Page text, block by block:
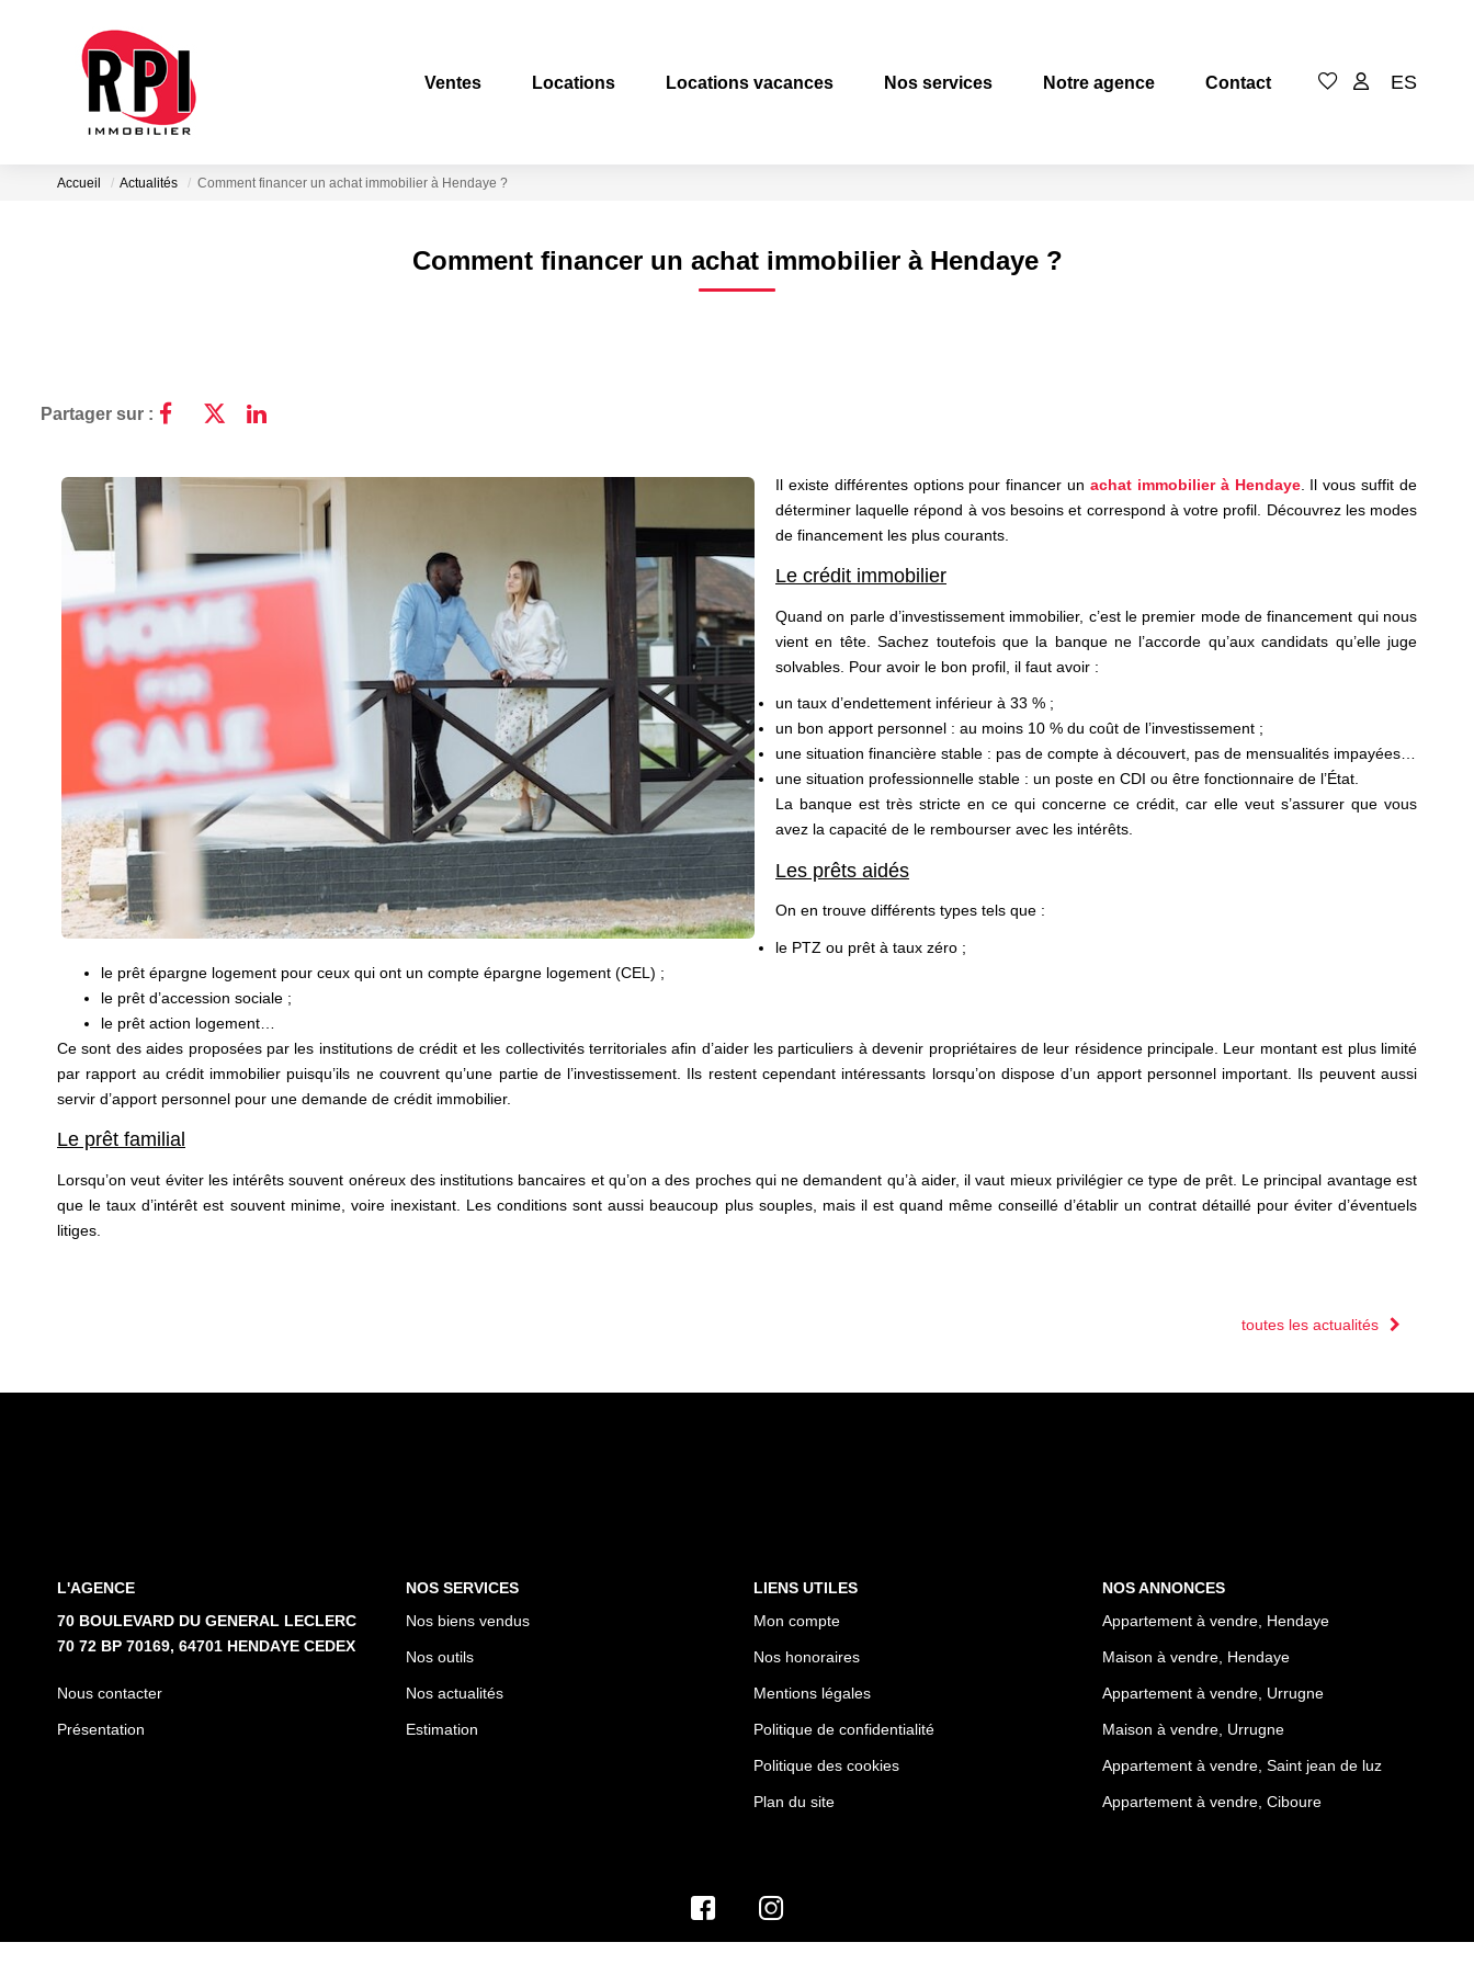
Ventes Locations Locations vacances Nos services Notre agence Contact ES
Accueil Actualités Comment financer un achat immobilier à Hendaye ?
Comment financer un achat immobilier à Hendaye ?
Partager sur :
Il existe différentes options pour financer un achat immobilier à Hendaye. Il vous suffit de
déterminer laquelle répond à vos besoins et correspond à votre profil. Découvrez les modes
de financement les plus courants.
Le crédit immobilier
Quand on parle d’investissement immobilier, c’est le premier mode de financement qui nous
vient en tête. Sachez toutefois que la banque ne l’accorde qu’aux candidats qu’elle juge
solvables. Pour avoir le bon profil, il faut avoir :
un taux d’endettement inférieur à 33 % ;
un bon apport personnel : au moins 10 % du coût de l’investissement ;
une situation financière stable : pas de compte à découvert, pas de mensualités impayées…
une situation professionnelle stable : un poste en CDI ou être fonctionnaire de l’État.
La banque est très stricte en ce qui concerne ce crédit, car elle veut s’assurer que vous
avez la capacité de le rembourser avec les intérêts.
Les prêts aidés
On en trouve différents types tels que :
le PTZ ou prêt à taux zéro ;
le prêt épargne logement pour ceux qui ont un compte épargne logement (CEL) ;
le prêt d’accession sociale ;
le prêt action logement…
Ce sont des aides proposées par les institutions de crédit et les collectivités territoriales afin d’aider les particuliers à devenir propriétaires de leur résidence principale. Leur montant est plus limité
par rapport au crédit immobilier puisqu’ils ne couvrent qu’une partie de l’investissement. Ils restent cependant intéressants lorsqu’on dispose d’un apport personnel important. Ils peuvent aussi
servir d’apport personnel pour une demande de crédit immobilier.
Le prêt familial
Lorsqu’on veut éviter les intérêts souvent onéreux des institutions bancaires et qu’on a des proches qui ne demandent qu’à aider, il vaut mieux privilégier ce type de prêt. Le principal avantage est
que le taux d’intérêt est souvent minime, voire inexistant. Les conditions sont aussi beaucoup plus souples, mais il est quand même conseillé d’établir un contrat détaillé pour éviter d’éventuels
litiges.
toutes les actualités
L'AGENCE
70 BOULEVARD DU GENERAL LECLERC
70 72 BP 70169, 64701 HENDAYE CEDEX
Nous contacter
Présentation
NOS SERVICES
Nos biens vendus
Nos outils
Nos actualités
Estimation
LIENS UTILES
Mon compte
Nos honoraires
Mentions légales
Politique de confidentialité
Politique des cookies
Plan du site
NOS ANNONCES
Appartement à vendre, Hendaye
Maison à vendre, Hendaye
Appartement à vendre, Urrugne
Maison à vendre, Urrugne
Appartement à vendre, Saint jean de luz
Appartement à vendre, Ciboure